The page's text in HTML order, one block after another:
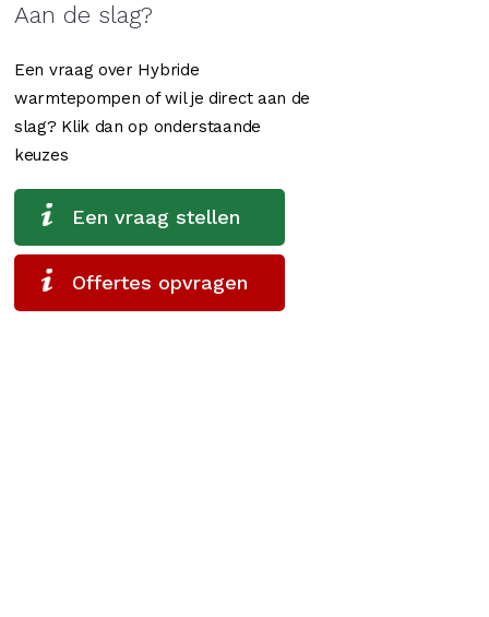
Aan de slag?
Een vraag over Hybride
warmtepompen of wil je direct aan de
slag? Klik dan op onderstaande
keuzes
Een vraag stellen
Offertes opvragen